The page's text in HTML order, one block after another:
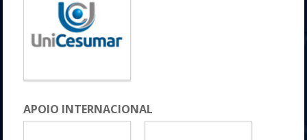
APOIO INTERNACIONAL